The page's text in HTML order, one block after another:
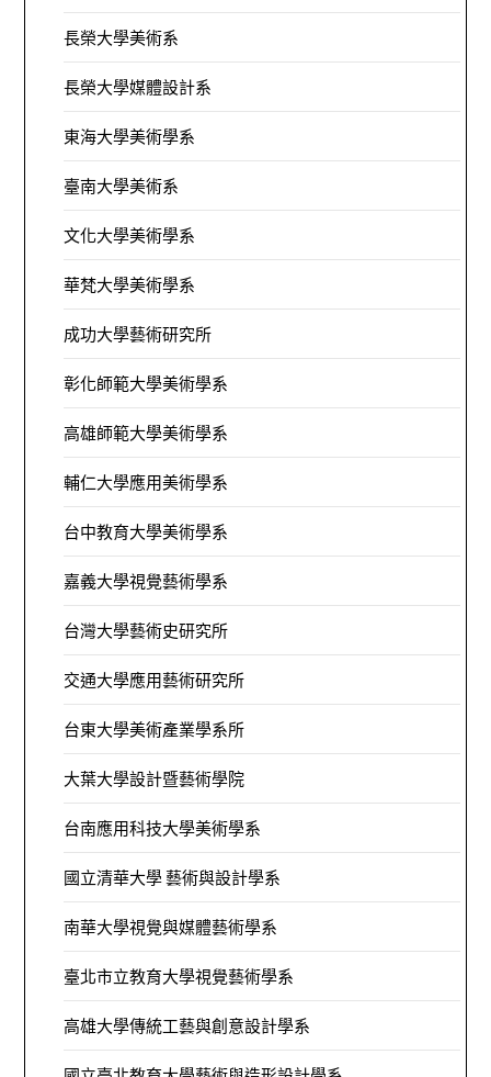
長榮大學美術系
長榮大學媒體設計系
東海大學美術學系
臺南大學美術系
文化大學美術學系
華梵大學美術學系
成功大學藝術研究所
彰化師範大學美術學系
高雄師範大學美術學系
輔仁大學應用美術學系
台中教育大學美術學系
嘉義大學視覺藝術學系
台灣大學藝術史研究所
交通大學應用藝術研究所
台東大學美術產業學系所
大葉大學設計暨藝術學院
台南應用科技大學美術學系
國立清華大學 藝術與設計學系
南華大學視覺與媒體藝術學系
臺北市立教育大學視覺藝術學系
高雄大學傳統工藝與創意設計學系